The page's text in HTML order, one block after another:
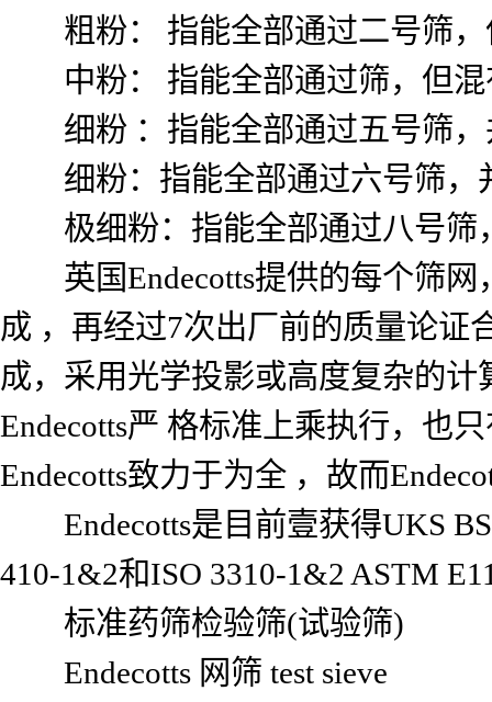
粗粉： 指能全部通过二号筛，
中粉： 指能全部通过筛，但混
细粉 ：指能全部通过五号筛，
细粉：指能全部通过六号筛，
极细粉：指能全部通过八号筛
英国Endecotts提供的每个筛网
成 ，再经过7次出厂前的质量论证
成，采用光学投影或高度复杂的
Endecotts严 格标准上乘执行，也
Endecotts致力于为全 ，故而
Endecotts是目前壹获得UKS
410-1&2和ISO 3310-1&2 ASTM
标准药筛检验筛(试验筛)
Endecotts 网筛 test sieve